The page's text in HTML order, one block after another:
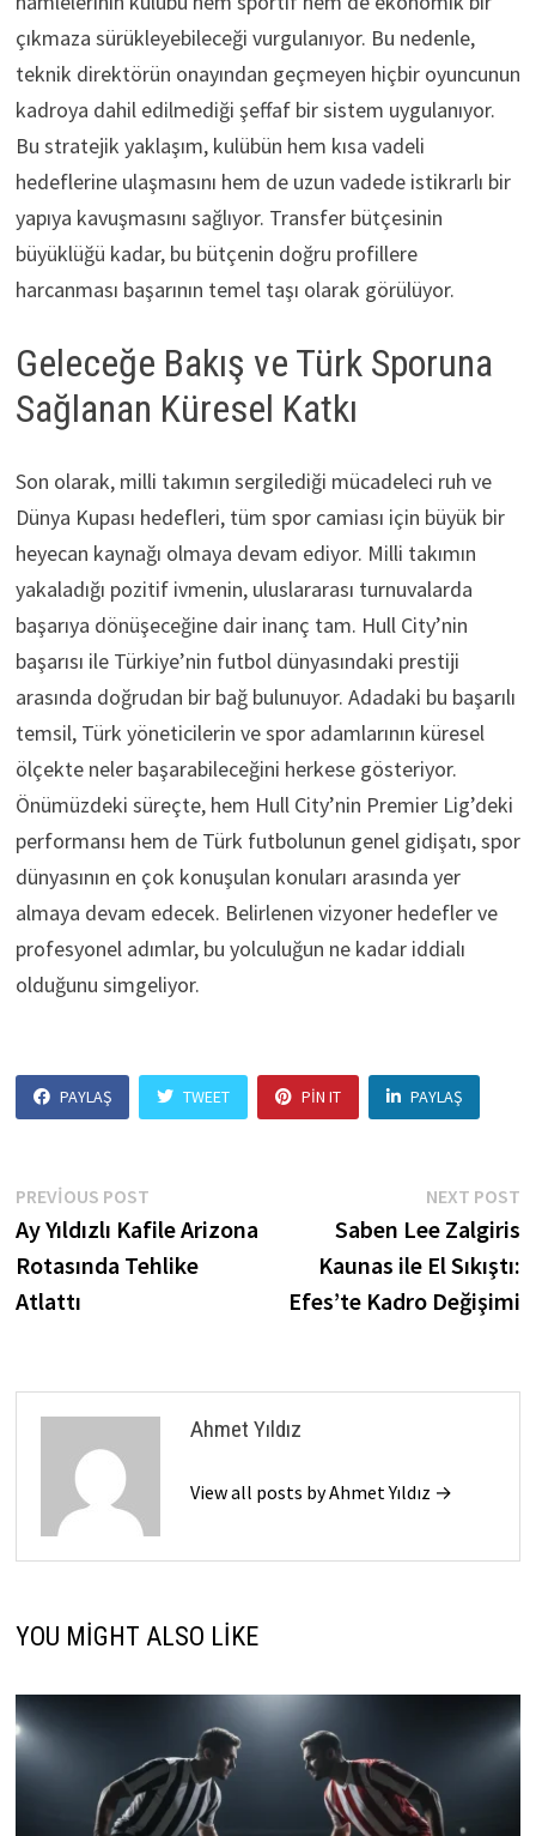
çıkmaza sürükleyebileceği vurgulanıyor. Bu nedenle,
teknik direktörün onayından geçmeyen hiçbir oyuncunun
kadroya dahil edilmediği şeffaf bir sistem uygulanıyor.
Bu stratejik yaklaşım, kulübün hem kısa vadeli
hedeflerine ulaşmasını hem de uzun vadede istikrarlı bir
yapıya kavuşmasını sağlıyor. Transfer bütçesinin
büyüklüğü kadar, bu bütçenin doğru profillere
harcanması başarının temel taşı olarak görülüyor.
Geleceğe Bakış ve Türk Sporuna
Sağlanan Küresel Katkı
Son olarak, milli takımın sergilediği mücadeleci ruh ve
Dünya Kupası hedefleri, tüm spor camiası için büyük bir
heyecan kaynağı olmaya devam ediyor. Milli takımın
yakaladığı pozitif ivmenin, uluslararası turnuvalarda
başarıya dönüşeceğine dair inanç tam. Hull City’nin
başarısı ile Türkiye’nin futbol dünyasındaki prestiji
arasında doğrudan bir bağ bulunuyor. Adadaki bu başarılı
temsil, Türk yöneticilerin ve spor adamlarının küresel
ölçekte neler başarabileceğini herkese gösteriyor.
Önümüzdeki süreçte, hem Hull City’nin Premier Lig’deki
performansı hem de Türk futbolunun genel gidişatı, spor
dünyasının en çok konuşulan konuları arasında yer
almaya devam edecek. Belirlenen vizyoner hedefler ve
profesyonel adımlar, bu yolculuğun ne kadar iddialı
olduğunu simgeliyor.
PAYLAŞ TWEET PIN IT PAYLAŞ
Yazı
gezinmesi
PREVIOUS POSTPrevious
post:
Ay Yıldızlı Kafile Arizona
Rotasında Tehlike
Atlattı
NEXT POST
Saben Lee Zalgiris
Kaunas ile El Sıkıştı:
Efes’te Kadro Değişimi
Ahmet Yıldız
View all posts by Ahmet Yıldız →
YOU MIGHT ALSO LIKE